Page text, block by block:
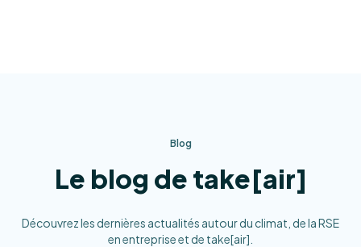
Blog
Le blog de take[air]
Découvrez les dernières actualités autour du climat, de la RSE
en entreprise et de take[air].